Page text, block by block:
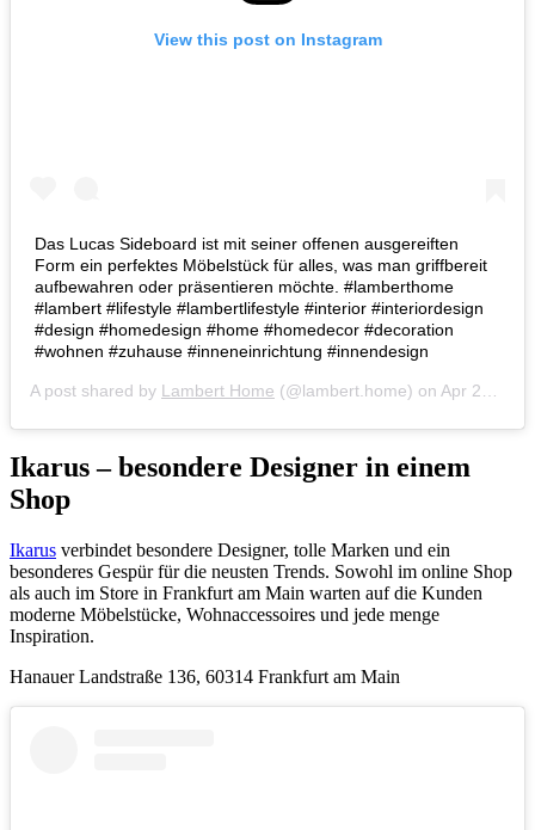
View this post on Instagram
Das Lucas Sideboard ist mit seiner offenen ausgereiften
Form ein perfektes Möbelstück für alles, was man griffbereit
aufbewahren oder präsentieren möchte. #lamberthome
#lambert #lifestyle #lambertlifestyle #interior #interiordesign
#design #homedesign #home #homedecor #decoration
#wohnen #zuhause #inneneinrichtung #innendesign
A post shared by Lambert Home (@lambert.home) on Apr 26, 2019 at 12:10am PDT
Ikarus – besondere Designer in einem
Shop
Ikarus verbindet besondere Designer, tolle Marken und ein
besonderes Gespür für die neusten Trends. Sowohl im online Shop
als auch im Store in Frankfurt am Main warten auf die Kunden
moderne Möbelstücke, Wohnaccessoires und jede menge
Inspiration.
Hanauer Landstraße 136, 60314 Frankfurt am Main